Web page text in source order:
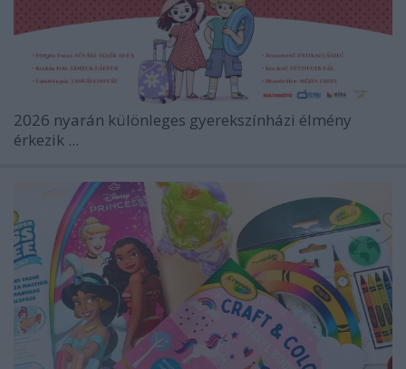
2026 nyarán különleges gyerekszínházi élmény
érkezik ...